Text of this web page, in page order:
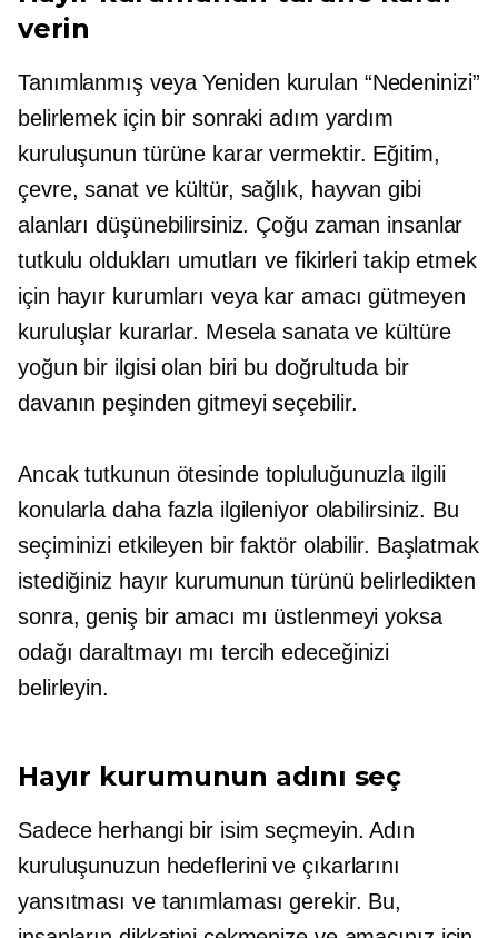
verin
Tanımlanmış veyaYeniden kurulan “Nedeninizi”
belirlemek için bir sonraki adım yardım
kuruluşunun türüne karar vermektir. Eğitim,
çevre, sanat ve kültür, sağlık, hayvan gibi
alanları düşünebilirsiniz. Çoğu zaman insanlar
tutkulu oldukları umutları ve fikirleri takip etmek
için hayır kurumları veya kar amacı gütmeyen
kuruluşlar kurarlar. Mesela sanata ve kültüre
yoğun bir ilgisi olan biri bu doğrultuda bir
davanın peşinden gitmeyi seçebilir.
Ancak tutkunun ötesinde topluluğunuzla ilgili
konularla daha fazla ilgileniyor olabilirsiniz. Bu
seçiminizi etkileyen bir faktör olabilir. Başlatmak
istediğiniz hayır kurumunun türünü belirledikten
sonra, geniş bir amacı mı üstlenmeyi yoksa
odağı daraltmayı mı tercih edeceğinizi
belirleyin.
Hayır kurumunun adını seç
Sadece herhangi bir isim seçmeyin. Adın
kuruluşunuzun hedeflerini ve çıkarlarını
yansıtması ve tanımlaması gerekir. Bu,